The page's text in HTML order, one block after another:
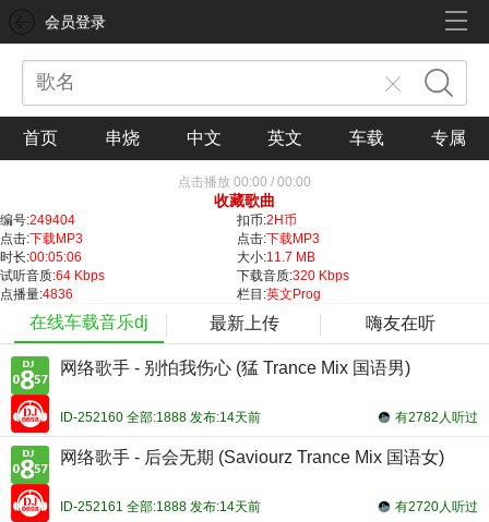
会员登录
首页 串烧 中文 英文 车载 专属
点击播放 00:00 / 00:00
收藏歌曲
编号:249404 扣币:2H币
点击:下载MP3 点击:下载MP3
时长:00:05:06 大小:11.7 MB
试听音质:64 Kbps 下载音质:320 Kbps
点播量:4836 栏目:英文Prog
在线车载音乐dj 最新上传 嗨友在听
网络歌手 - 别怕我伤心 (猛 Trance Mix 国语男)
有2782人听过
ID-252160 全部:1888 发布:14天前
网络歌手 - 后会无期 (Saviourz Trance Mix 国语女)
有2720人听过
ID-252161 全部:1888 发布:14天前